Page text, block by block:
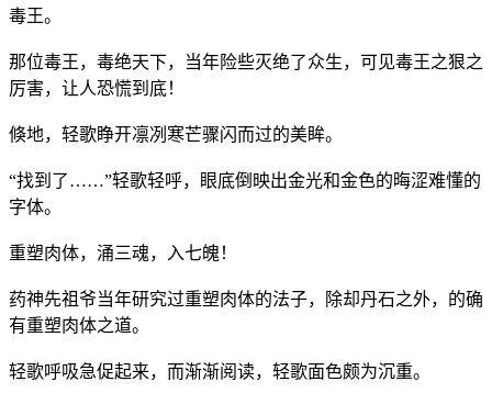
毒王。
那位毒王，毒绝天下，当年险些灭绝了众生，可见毒王之狠之
厉害，让人恐慌到底！
倏地，轻歌睁开凛冽寒芒骤闪而过的美眸。
“找到了……”轻歌轻呼，眼底倒映出金光和金色的晦涩难懂的
字体。
重塑肉体，涌三魂，入七魄！
药神先祖爷当年研究过重塑肉体的法子，除却丹石之外，的确
有重塑肉体之道。
轻歌呼吸急促起来，而渐渐阅读，轻歌面色颇为沉重。